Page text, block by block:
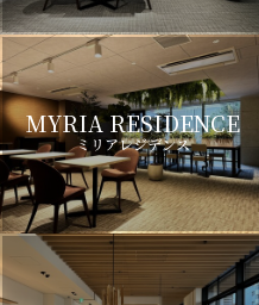
MYRIA RESIDENCE
ミリアレジデンス